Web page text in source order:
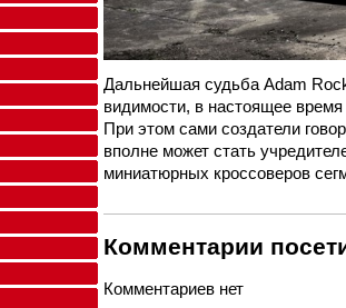
Дальнейшая судьба Adam
видимости, в настоящее
При этом сами создатели
вполне может стать
миниатюрных кроссоверов
Комментарии
Комментариев нет